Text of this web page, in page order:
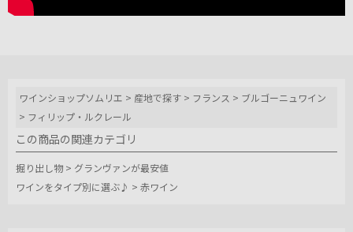
ワインショップソムリエ > 産地で探す > フランス > ブルゴーニュワイン
> フィリップ・ルクレール
この商品の関連カテゴリ
掘り出し物 > グランヴァンが最安値
ワインをタイプ別に選ぶ♪ > 赤ワイン